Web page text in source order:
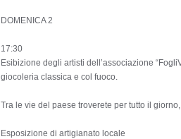
DOMENICA 2
17:30
Esibizione degli artisti dell’associazione
giocoleria classica e col fuoco.
Tra le vie del paese troverete per tutto il
Esposizione di artigianato locale